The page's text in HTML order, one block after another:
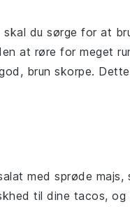
skal du sørge for at
at røre for meget
brun skorpe.
med sprøde majs,
til dine tacos,